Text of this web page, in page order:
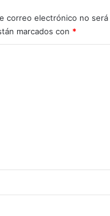
correo electrónico no será
marcados con *